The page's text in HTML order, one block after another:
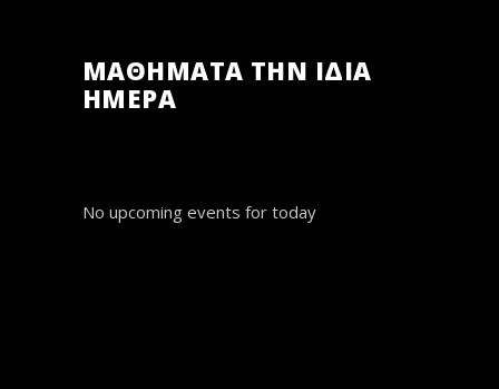
ΜΑΘΗΜΑΤΑ ΤΗΝ ΙΔΙΑ
ΗΜΕΡΑ
No upcoming events for today